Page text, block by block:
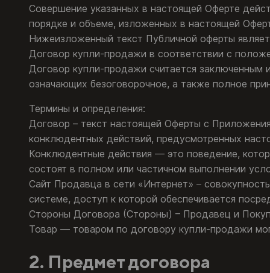
Совершение указанных в настоящей Оферте
порядке и объеме, изложенных в настоящей
Нижеизложенный текст Публичной оферты
Договор купли-продажи в соответствии с
Договор купли-продажи считается
означающих безоговорочное, а также полное
Термины и определения:
Договор – текст настоящей Оферты с
конклюдентных действий, предусмотренных
Конклюдентные действия — это поведение,
состоят в полном или частичном выполнении
Сайт Продавца в сети «Интернет» –
системе, доступ к которой обеспечивается
Стороны Договора (Стороны) – Продавец и
Товар — товаром по договору купли-продажи
2. Предмет договора